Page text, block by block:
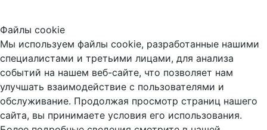
Файлы cookie
Мы используем файлы cookie, разработанные нашими
специалистами и третьими лицами, для анализа
событий на нашем веб-сайте, что позволяет нам
улучшать взаимодействие с пользователями и
обслуживание. Продолжая просмотр страниц нашего
сайта, вы принимаете условия его использования.